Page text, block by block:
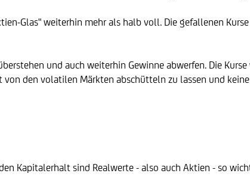
Glas" weiterhin mehr als halb voll. Die gefallenen
und auch weiterhin Gewinne abwerfen. Die
den volatilen Märkten abschütteln zu lassen und keine
Kapitalerhalt sind Realwerte - also auch Aktien - so